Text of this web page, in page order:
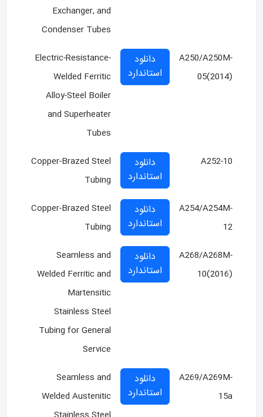
Exchanger, and
Condenser Tubes
A250/A250M-
05(2014)
دانلود
استاندارد
Electric-Resistance-
Welded Ferritic
Alloy-Steel Boiler
and Superheater
Tubes
A252-10
دانلود
استاندارد
Copper-Brazed Steel
Tubing
A254/A254M-
12
دانلود
استاندارد
Copper-Brazed Steel
Tubing
A268/A268M-
10(2016)
دانلود
استاندارد
Seamless and
Welded Ferritic and
Martensitic
Stainless Steel
Tubing for General
Service
A269/A269M-
15a
دانلود
استاندارد
Seamless and
Welded Austenitic